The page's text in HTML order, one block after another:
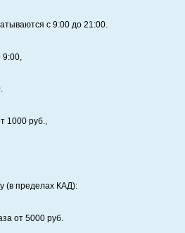
с 9:00 до 21:00.
1000 руб.,
(в пределах КАД):
от 5000 руб.